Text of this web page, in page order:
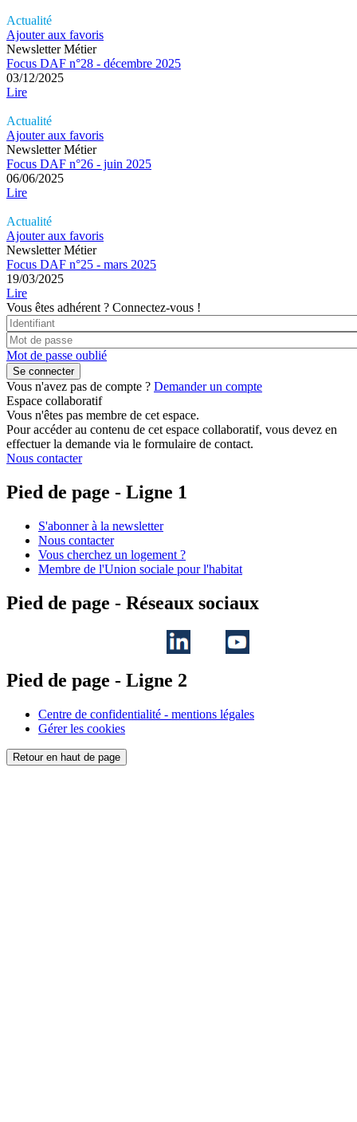
Actualité
Ajouter aux favoris
Newsletter Métier
Focus DAF n°28 - décembre 2025
03/12/2025
Lire
Actualité
Ajouter aux favoris
Newsletter Métier
Focus DAF n°26 - juin 2025
06/06/2025
Lire
Actualité
Ajouter aux favoris
Newsletter Métier
Focus DAF n°25 - mars 2025
19/03/2025
Lire
Vous êtes adhérent ? Connectez-vous !
Mot de passe oublié
Vous n'avez pas de compte ? Demander un compte
Espace collaboratif
Vous n'êtes pas membre de cet espace.
Pour accéder au contenu de cet espace collaboratif, vous devez en
effectuer la demande via le formulaire de contact.
Nous contacter
Pied de page - Ligne 1
S'abonner à la newsletter
Nous contacter
Vous cherchez un logement ?
Membre de l'Union sociale pour l'habitat
Pied de page - Réseaux sociaux
Pied de page - Ligne 2
Centre de confidentialité - mentions légales
Gérer les cookies
Retour en haut de page